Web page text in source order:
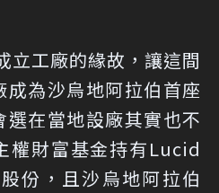
工廠的緣故，讓這間
為沙烏地阿拉伯首座
在當地設廠其實也不
權財富基金持有Lucid
份，且沙烏地阿拉伯